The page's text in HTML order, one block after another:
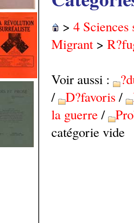
> 4 Sciences
Migrant>
Voir aussi :
/ D?favoris/
la guerre/
catégorie vide